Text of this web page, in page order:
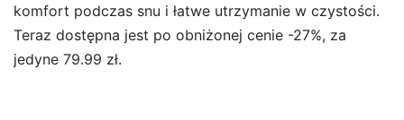
komfort podczas snu i łatwe utrzymanie w czystości.
Teraz dostępna jest po obniżonej cenie -27%, za
jedyne 79.99 zł.